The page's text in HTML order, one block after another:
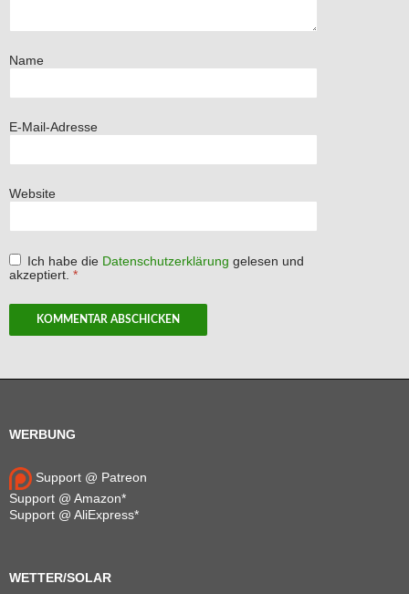
Name
E-Mail-Adresse
Website
Ich habe die Datenschutzerklärung gelesen und
akzeptiert. *
WERBUNG
Support @ Patreon
Support @ Amazon*
Support @ AliExpress*
WETTER/SOLAR